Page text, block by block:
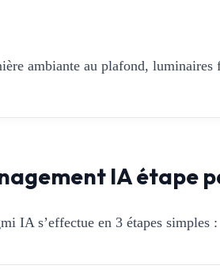
ambiante au plafond,
IA étape
IA s’effectue en 3 étapes simples :